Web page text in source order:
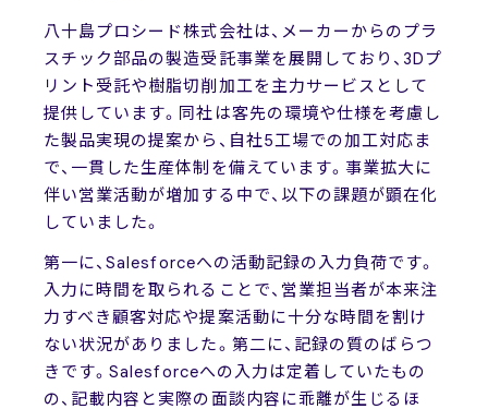
八十島プロシード株式会社は、メーカーからのプラ
スチック部品の製造受託事業を展開しており、3Dプ
リント受託や樹脂切削加工を主力サービスとして
提供しています。同社は客先の環境や仕様を考慮し
た製品実現の提案から、自社5工場での加工対応ま
で、一貫した生産体制を備えています。事業拡大に
伴い営業活動が増加する中で、以下の課題が顕在化
していました。
第一に、Salesforceへの活動記録の入力負荷です。
入力に時間を取られることで、営業担当者が本来注
力すべき顧客対応や提案活動に十分な時間を割け
ない状況がありました。第二に、記録の質のばらつ
きです。Salesforceへの入力は定着していたもの
の、記載内容と実際の面談内容に乖離が生じるほ